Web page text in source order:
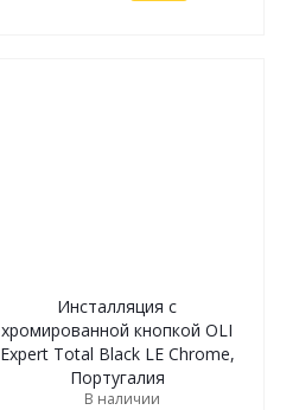
Инсталляция с
хромированной кнопкой OLI
Expert Total Black LE Chrome,
Португалия
В наличии